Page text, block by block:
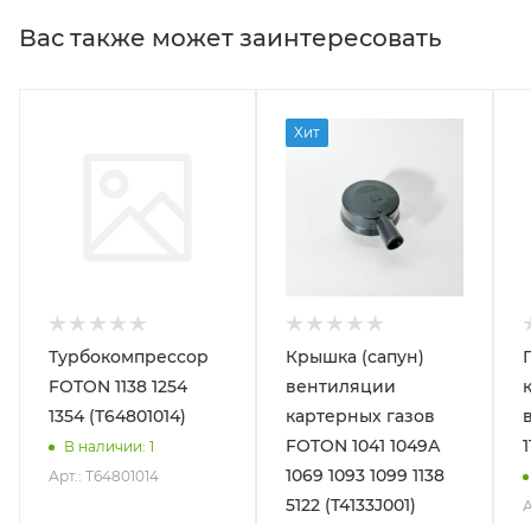
Вас также может заинтересовать
Турбокомпрессор
FOTON 1138 1254
1354 (T64801014)
В наличии: 1
Арт.: T64801014
Хит
Крышка (сапун)
вентиляции
картерных газов
FOTON 1041 1049А
1069 1093 1099 1138
5122 (T4133J001)